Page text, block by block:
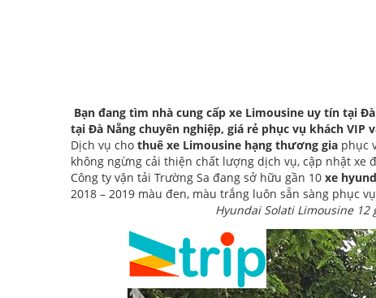
Bạn đang tìm nhà cung cấp xe Limousine uy tín tại
tại Đà Nẵng chuyên nghiệp, giá rẻ phục vụ khách
Dịch vụ cho thuê xe Limousine hạng thương gia phục
không ngừng cải thiện chất lượng dịch vụ, cập nhật xe
Công ty vận tải Trường Sa đang sở hữu gần 10 xe
2018 – 2019 màu đen, màu trắng luôn sẵn sàng phục
Hyundai Solati Limousine